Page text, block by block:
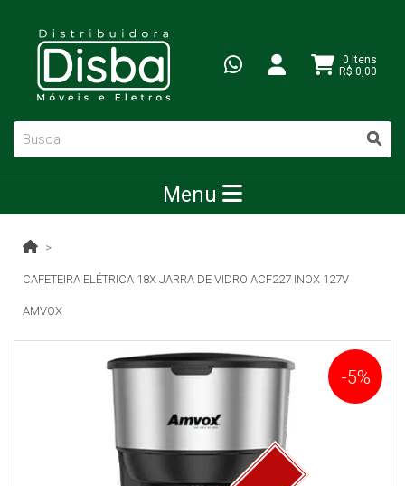
0 Itens
R$ 0,00
Menu
CAFETEIRA ELÉTRICA 18X JARRA DE VIDRO ACF227 INOX 127V
AMVOX
-5%